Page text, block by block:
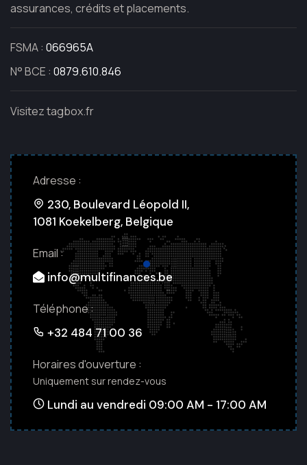
assurances, crédits et placements.
FSMA : 066965A
N° BCE : 0879.610.846
Visitez tagbox.fr
Adresse :
230, Boulevard Léopold II,
1081 Koekelberg, Belgique
Email :
info@multifinances.be
Téléphone :
+32 484 71 00 36
Horaires d'ouverture :
Uniquement sur rendez-vous
Lundi au vendredi 09:00 AM - 17:00 AM